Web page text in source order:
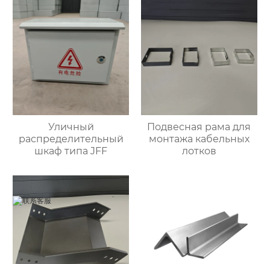
Уличный
распределительный
шкаф типа JFF
Подвесная рама для
монтажа кабельных
лотков